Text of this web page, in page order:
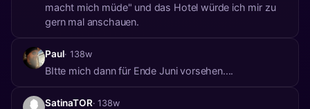
macht mich müde" und das Hotel würde ich mir zu
gern mal anschauen.
Paul· 138w
BItte mich dann für Ende Juni vorsehen....
SatinaTOR· 138w